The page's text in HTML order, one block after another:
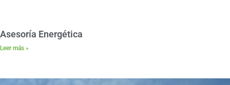
Asesoría Energética
Leer más »